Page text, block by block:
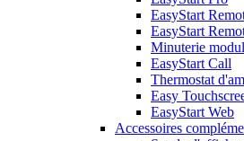
EasyStart
EasyStart
Minuterie
EasyStart Call
Thermostat
Easy
EasyStart Web
Accessoires